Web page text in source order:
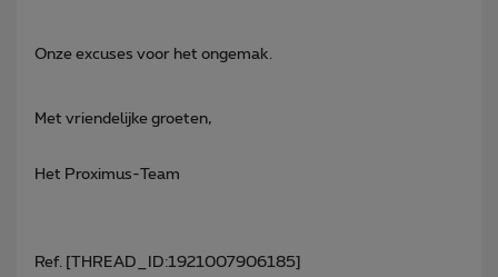
Onze excuses voor het ongemak.
Met vriendelijke groeten,
Het Proximus-Team
Ref. [THREAD_ID:1921007906185]